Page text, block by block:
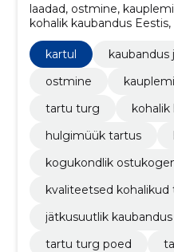
laadad, ostmine,
kohalik kaubandus
kinnisvara rent Tartus,
kvaliteetsed kohalikud
kartul
kaubandus
ostmine
tartu turg
kohalik
hulgimüük tartus
kogukondlik
kvaliteetsed kohalikud
jätkusuutlik
tartu turg poed